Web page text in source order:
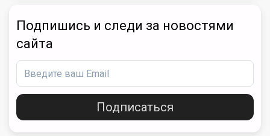
Подпишись и следи за новостями
сайта
Подписаться